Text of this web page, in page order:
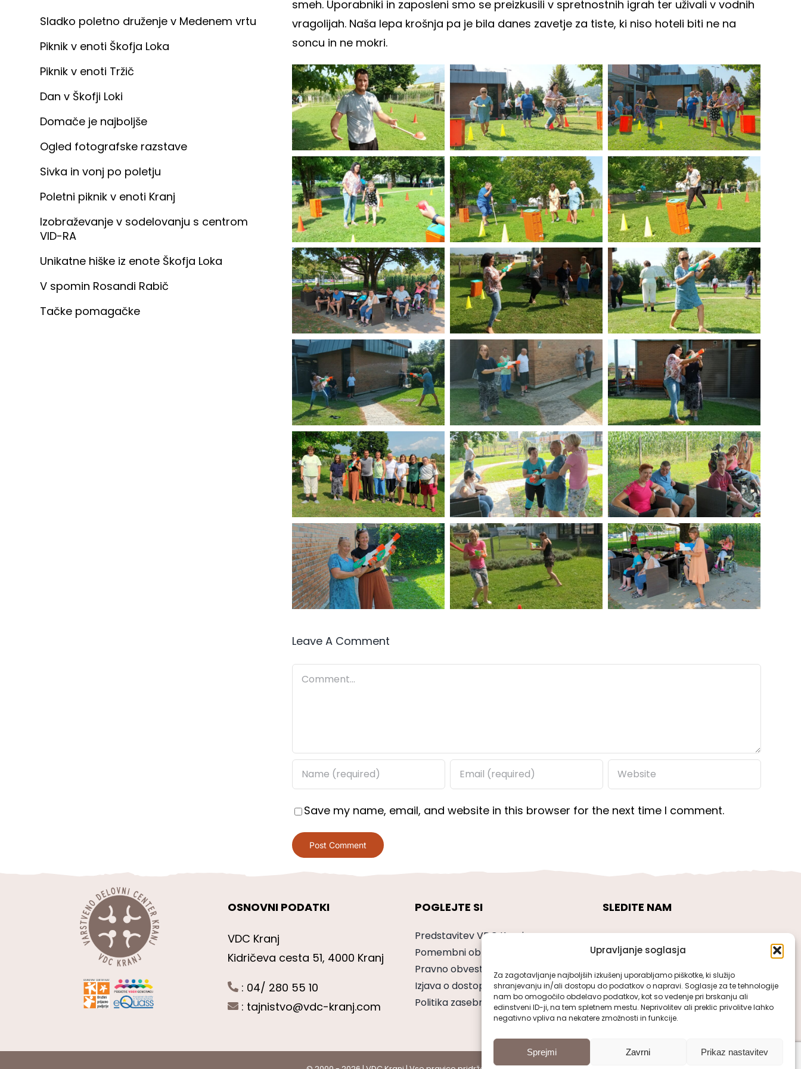
Upravljanje soglasja
Za zagotavljanje najboljših izkušenj uporabljamo piškotke, ki služijo
shranjevanju in/ali dostopu do podatkov o napravi. Soglasje za te tehnologije
nam bo omogočilo obdelavo podatkov, kot so vedenje pri brskanju ali
edinstveni ID-ji, na tem spletnem mestu. Neprivolitev ali preklic privolitve lahko
negativno vpliva na nekatere zmožnosti in funkcije.
Sprejmi Zavrni Prikaz nastavitev
Sladko poletno druženje v Medenem vrtu
Piknik v enoti Škofja Loka
Piknik v enoti Tržič
Dan v Škofji Loki
Domače je najboljše
Ogled fotografske razstave
Sivka in vonj po poletju
Poletni piknik v enoti Kranj
Izobraževanje v sodelovanju s centrom
VID-RA
Unikatne hiške iz enote Škofja Loka
V spomin Rosandi Rabič
Tačke pomagačke
smeh. Uporabniki in zaposleni smo se preizkusili v spretnostnih igrah ter uživali v vodnih
vragolijah. Naša lepa krošnja pa je bila danes zavetje za tiste, ki niso hoteli biti ne na
soncu in ne mokri.
Leave A Comment
Comment
Save my name, email, and website in this browser for the next time I comment.
OSNOVNI PODATKI
VDC Kranj
Kidričeva cesta 51, 4000 Kranj
: 04/ 280 55 10
: tajnistvo@vdc-kranj.com
POGLEJTE SI
Predstavitev VDC Kranj
Pomembni obrazci
Pravno obvestilo
Izjava o dostopnosti
Politika zasebnosti
SLEDITE NAM